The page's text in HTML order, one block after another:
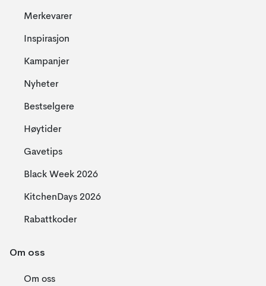
Merkevarer
Inspirasjon
Kampanjer
Nyheter
Bestselgere
Høytider
Gavetips
Black Week 2026
KitchenDays 2026
Rabattkoder
Om oss
Om oss